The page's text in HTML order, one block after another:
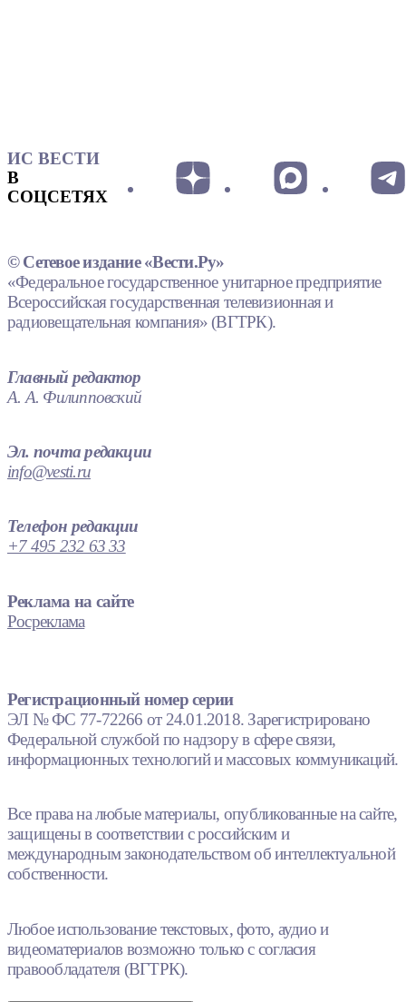
ИС ВЕСТИ
В
СОЦСЕТЯХ
© Сетевое издание «Вести.Ру»
«Федеральное государственное унитарное предприятие
Всероссийская государственная телевизионная и
радиовещательная компания» (ВГТРК).
Главный редактор
А. А. Филипповский
Эл. почта редакции
info@vesti.ru
Телефон редакции
+7 495 232 63 33
Реклама на сайте
Росреклама
Регистрационный номер серии
ЭЛ № ФС 77-72266 от 24.01.2018. Зарегистрировано
Федеральной службой по надзору в сфере связи,
информационных технологий и массовых коммуникаций.
Все права на любые материалы, опубликованные на сайте,
защищены в соответствии с российским и
международным законодательством об интеллектуальной
собственности.
Любое использование текстовых, фото, аудио и
видеоматериалов возможно только с согласия
правообладателя (ВГТРК).